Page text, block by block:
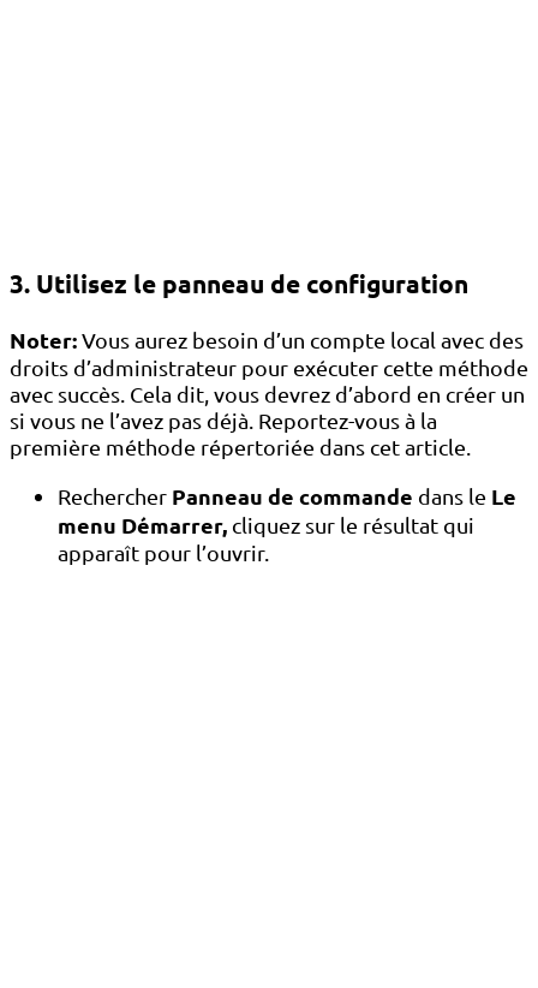
3. Utilisez le panneau de configuration
Noter:Vous aurez besoin d’un compte local avec des
droits d’administrateur pour exécuter cette méthode
avec succès. Cela dit, vous devrez d’abord en créer un
si vous ne l’avez pas déjà. Reportez-vous à la
première méthode répertoriée dans cet article.
Rechercher Panneau de commande dans le Le
menu Démarrer, cliquez sur le résultat qui
apparaît pour l’ouvrir.